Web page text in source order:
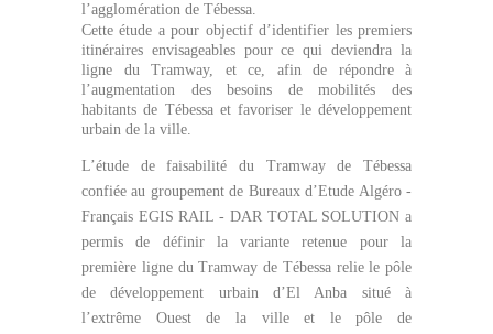
l’agglomération de Tébessa.
Cette étude a pour objectif d’identifier les premiers
itinéraires envisageables pour ce qui deviendra la
ligne du Tramway, et ce, afin de répondre à
l’augmentation des besoins de mobilités des
habitants de Tébessa et favoriser le développement
urbain de la ville.
L’étude de faisabilité du Tramway de Tébessa
confiée au groupement de Bureaux d’Etude Algéro -
Français EGIS RAIL - DAR TOTAL SOLUTION a
permis de définir la variante retenue pour la
première ligne du Tramway de Tébessa relie le pôle
de développement urbain d’El Anba situé à
l’extrême Ouest de la ville et le pôle de